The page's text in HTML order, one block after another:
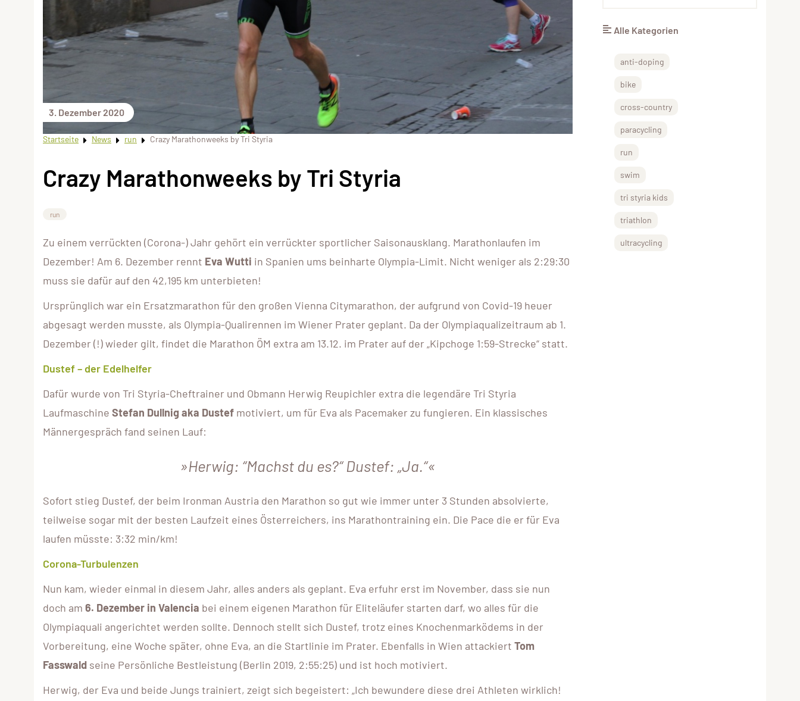
3. Dezember 2020
Startseite News run Crazy Marathonweeks by Tri Styria
Crazy Marathonweeks by Tri Styria
run
Zu einem verrückten (Corona-) Jahr gehört ein verrückter sportlicher Saisonausklang. Marathonlaufen im
Dezember! Am 6. Dezember rennt Eva Wutti in Spanien ums beinharte Olympia-Limit. Nicht weniger als 2:29:30
muss sie dafür auf den 42,195 km unterbieten!
Ursprünglich war ein Ersatzmarathon für den großen Vienna Citymarathon, der aufgrund von Covid-19 heuer
abgesagt werden musste, als Olympia-Qualirennen im Wiener Prater geplant. Da der Olympiaqualizeitraum ab 1.
Dezember (!) wieder gilt, findet die Marathon ÖM extra am 13.12. im Prater auf der „Kipchoge 1:59-Strecke“ statt.
Dustef – der Edelhelfer
Dafür wurde von Tri Styria-Cheftrainer und Obmann Herwig Reupichler extra die legendäre Tri Styria
Laufmaschine Stefan Dullnig aka Dustef motiviert, um für Eva als Pacemaker zu fungieren. Ein klassisches
Männergespräch fand seinen Lauf:
Herwig: “Machst du es?“ Dustef: „Ja.“
Sofort stieg Dustef, der beim Ironman Austria den Marathon so gut wie immer unter 3 Stunden absolvierte,
teilweise sogar mit der besten Laufzeit eines Österreichers, ins Marathontraining ein. Die Pace die er für Eva
laufen müsste: 3:32 min/km!
Corona-Turbulenzen
Nun kam, wieder einmal in diesem Jahr, alles anders als geplant. Eva erfuhr erst im November, dass sie nun
doch am 6. Dezember in Valencia bei einem eigenen Marathon für Eliteläufer starten darf, wo alles für die
Olympiaquali angerichtet werden sollte. Dennoch stellt sich Dustef, trotz eines Knochenmarködems in der
Vorbereitung, eine Woche später, ohne Eva, an die Startlinie im Prater. Ebenfalls in Wien attackiert Tom
Fasswald seine Persönliche Bestleistung (Berlin 2019, 2:55:25) und ist hoch motiviert.
Herwig, der Eva und beide Jungs trainiert, zeigt sich begeistert: „Ich bewundere diese drei Athleten wirklich!
Alle Kategorien
anti-doping
bike
cross-country
paracycling
run
swim
tri styria kids
triathlon
ultracycling